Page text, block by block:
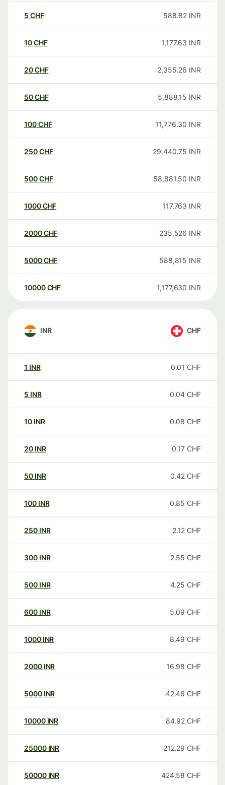
5 CHF 588.82 INR
10CHF 1,177.63 INR
20CHF 2,355.26 INR
50CHF 5,888.15 INR
100CHF 11,776.30 INR
250CHF 29,440.75 INR
500CHF 58,881.50 INR
1000CHF 117,763 INR
2000CHF 235,526 INR
5000CHF 588,815 INR
10000 CHF 1,177,630 INR
INR CHF
1 INR 0.01 CHF
5 INR 0.04 CHF
10 INR 0.08 CHF
20 INR 0.17 CHF
50 INR 0.42 CHF
100 INR 0.85 CHF
250 INR 2.12 CHF
300 INR 2.55 CHF
500 INR 4.25 CHF
600 INR 5.09 CHF
1000 INR 8.49 CHF
2000 INR 16.98 CHF
5000 INR 42.46 CHF
10000 INR 84.92 CHF
25000 INR 212.29 CHF
50000 INR 424.58 CHF